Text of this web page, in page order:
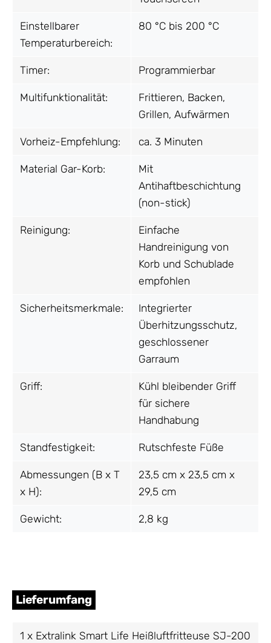
Einstellbarer
Temperaturbereich:
80 °C bis 200 °C
Timer: Programmierbar
Multifunktionalität:
Frittieren, Backen,
Grillen, Aufwärmen
Vorheiz-Empfehlung: ca. 3 Minuten
Material Gar-Korb:
Mit
Antihaftbeschichtung
(non-stick)
Reinigung:
Einfache
Handreinigung von
Korb und Schublade
empfohlen
Sicherheitsmerkmale:
Integrierter
Überhitzungsschutz,
geschlossener
Garraum
Griff:
Kühl bleibender Griff
für sichere
Handhabung
Standfestigkeit: Rutschfeste Füße
Abmessungen (B x T
x H):
23,5 cm x 23,5 cm x
29,5 cm
Gewicht: 2,8 kg
Lieferumfang
1 x Extralink Smart Life Heißluftfritteuse SJ-200